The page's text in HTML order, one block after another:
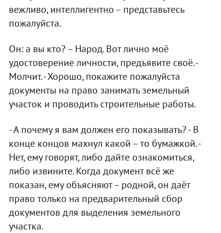
вежливо, интеллигентно – представьтесь
пожалуйста.
Он: а вы кто? – Народ. Вот лично моё
удостоверение личности, предъявите своё. -
Молчит. - Хорошо, покажите пожалуйста
документы на право занимать земельный
участок и проводить строительные работы.
- А почему я вам должен его показывать? - В
конце концов махнул какой – то бумажкой. -
Нет, ему говорят, либо дайте ознакомиться,
либо извините. Когда документ всё же
показан, ему объясняют – родной, он даёт
право только на предварительный сбор
документов для выделения земельного
участка.